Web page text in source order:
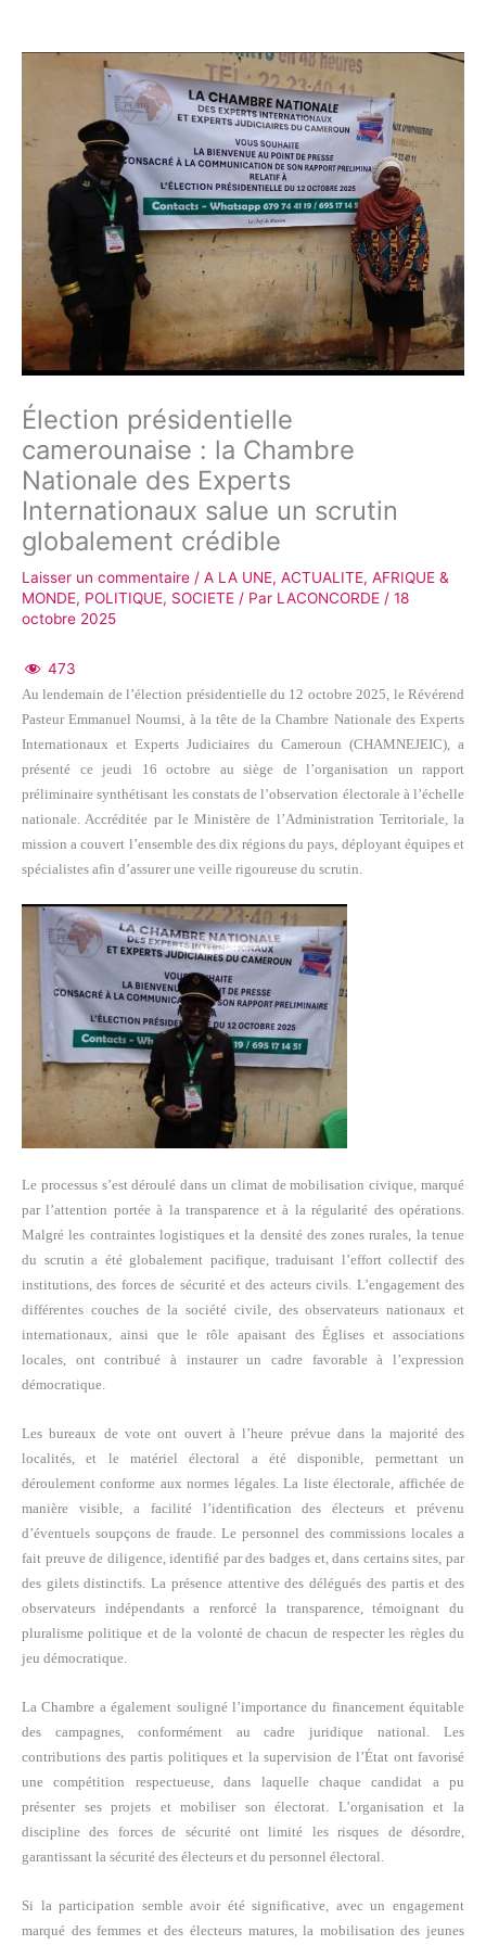
Élection présidentielle
camerounaise : la Chambre
Nationale des Experts
Internationaux salue un scrutin
globalement crédible
Laisser un commentaire / A LA UNE, ACTUALITE, AFRIQUE &
MONDE, POLITIQUE, SOCIETE / Par LACONCORDE / 18
octobre 2025
473
Au lendemain de l’élection présidentielle du 12 octobre 2025, le Révérend
Pasteur Emmanuel Noumsi, à la tête de la Chambre Nationale des Experts
Internationaux et Experts Judiciaires du Cameroun (CHAMNEJEIC), a
présenté ce jeudi 16 octobre au siège de l’organisation un rapport
préliminaire synthétisant les constats de l’observation électorale à l’échelle
nationale. Accréditée par le Ministère de l’Administration Territoriale, la
mission a couvert l’ensemble des dix régions du pays, déployant équipes et
spécialistes afin d’assurer une veille rigoureuse du scrutin.
Le processus s’est déroulé dans un climat de mobilisation civique, marqué
par l’attention portée à la transparence et à la régularité des opérations.
Malgré les contraintes logistiques et la densité des zones rurales, la tenue
du scrutin a été globalement pacifique, traduisant l’effort collectif des
institutions, des forces de sécurité et des acteurs civils. L’engagement des
différentes couches de la société civile, des observateurs nationaux et
internationaux, ainsi que le rôle apaisant des Églises et associations
locales, ont contribué à instaurer un cadre favorable à l’expression
démocratique.
Les bureaux de vote ont ouvert à l’heure prévue dans la majorité des
localités, et le matériel électoral a été disponible, permettant un
déroulement conforme aux normes légales. La liste électorale, affichée de
manière visible, a facilité l’identification des électeurs et prévenu
d’éventuels soupçons de fraude. Le personnel des commissions locales a
fait preuve de diligence, identifié par des badges et, dans certains sites, par
des gilets distinctifs. La présence attentive des délégués des partis et des
observateurs indépendants a renforcé la transparence, témoignant du
pluralisme politique et de la volonté de chacun de respecter les règles du
jeu démocratique.
La Chambre a également souligné l’importance du financement équitable
des campagnes, conformément au cadre juridique national. Les
contributions des partis politiques et la supervision de l’État ont favorisé
une compétition respectueuse, dans laquelle chaque candidat a pu
présenter ses projets et mobiliser son électorat. L’organisation et la
discipline des forces de sécurité ont limité les risques de désordre,
garantissant la sécurité des électeurs et du personnel électoral.
Si la participation semble avoir été significative, avec un engagement
marqué des femmes et des électeurs matures, la mobilisation des jeunes